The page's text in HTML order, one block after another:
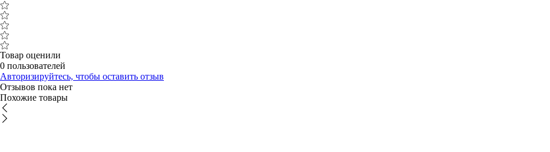
Товар оценили
0 пользователей
Авторизируйтесь, чтобы оставить отзыв
Отзывов пока нет
Похожие товары